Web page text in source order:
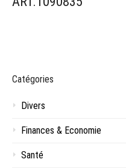
Catégories
Divers
Finances & Economie
Santé